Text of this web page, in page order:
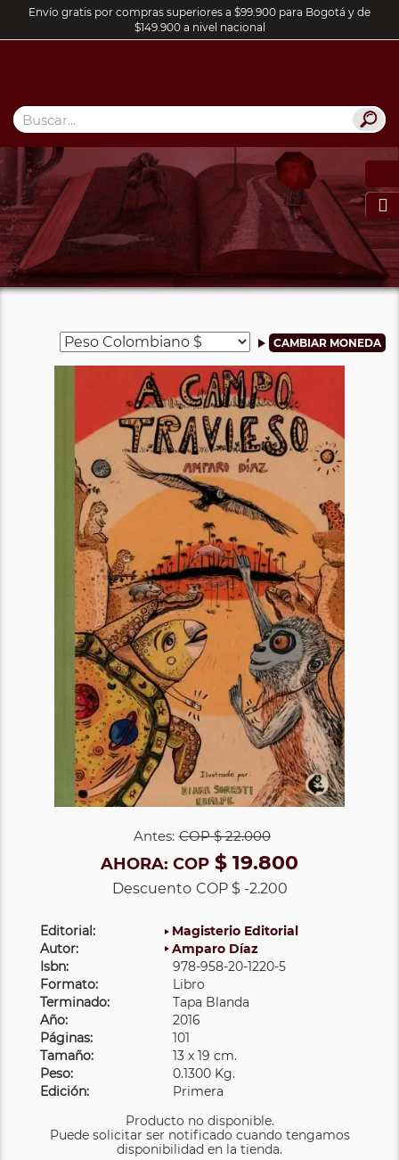
Envío gratis por compras superiores a $99.900 para Bogotá y de
$149.900 a nivel nacional

Antes: COP$ 22.000
AHORA: COP $ 19.800
Descuento COP $ -2.200
Editorial:
Magisterio Editorial
Autor:
Amparo Díaz
Isbn:
978-958-20-1220-5
Formato:
Libro
Terminado:
Tapa Blanda
Año:
2016
Páginas:
101
Tamaño:
13 x 19 cm.
Peso:
0.1300 Kg.
Edición:
Primera
Producto no disponible.
Puede solicitar ser notificado cuando tengamos
disponibilidad en la tienda.